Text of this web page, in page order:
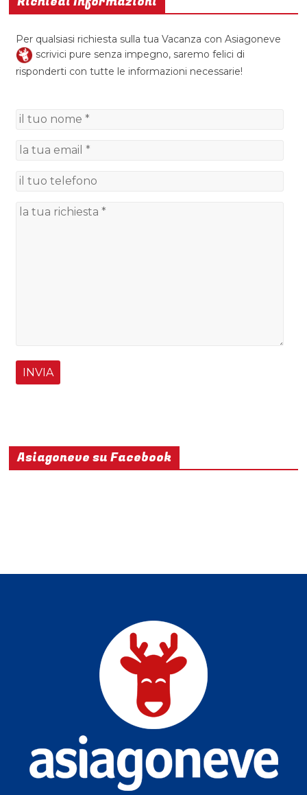
Per qualsiasi richiesta sulla tua Vacanza con Asiagoneve
scrivici pure senza impegno, saremo felici di
risponderti con tutte le informazioni necessarie!
Asiagoneve su Facebook